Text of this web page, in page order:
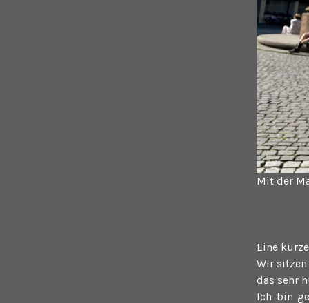
Mit der
Eine
Wir
das sehr
Ich bin